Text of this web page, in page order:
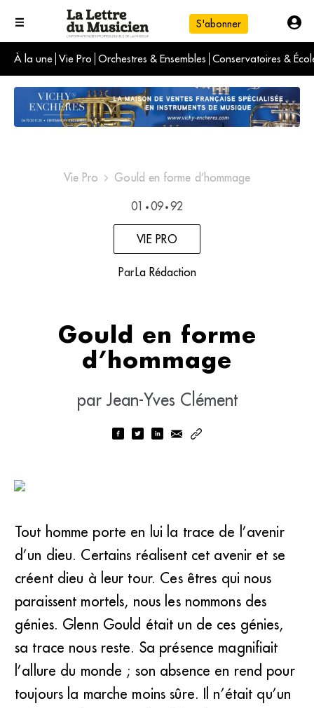
S'abonner
À la une Vie Pro Orchestres & Ensembles Conservatoires &
L'info du jour
Le numéro du mois
International
Vie Pro Gould en forme d’hommage
01 • 09 • 92
VIE PRO
ParLa Rédaction
Gould en forme
d’hommage
par Jean-Yves Clément
Tout homme porte en lui la trace de l’avenir
d’un dieu. Certains réalisent cet avenir et se
créent dieu à leur tour. Ces êtres qui nous
paraissent mortels, nous les nommons des
génies. Glenn Gould était un de ces génies,
sa trace nous reste. Sa présence magnifiait
l’allure du monde ; son absence en rend pour
toujours la marche moins sûre. Il n’était qu’un